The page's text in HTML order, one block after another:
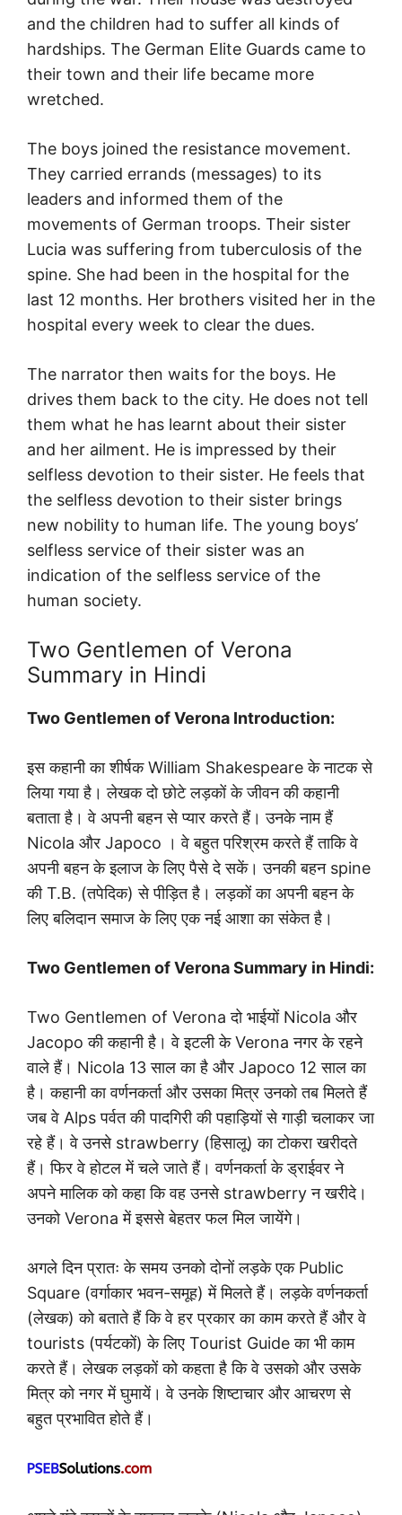
and the children had to suffer all kinds of
hardships. The German Elite Guards came to
their town and their life became more
wretched.
The boys joined the resistance movement.
They carried errands (messages) to its
leaders and informed them of the
movements of German troops. Their sister
Lucia was suffering from tuberculosis of the
spine. She had been in the hospital for the
last 12 months. Her brothers visited her in the
hospital every week to clear the dues.
The narrator then waits for the boys. He
drives them back to the city. He does not tell
them what he has learnt about their sister
and her ailment. He is impressed by their
selfless devotion to their sister. He feels that
the selfless devotion to their sister brings
new nobility to human life. The young boys’
selfless service of their sister was an
indication of the selfless service of the
human society.
Two Gentlemen of Verona
Summary in Hindi
Two Gentlemen of Verona Introduction:
इस कहानी का शीर्षक William Shakespeare के नाटक से
लिया गया है। लेखक दो छोटे लड़कों के जीवन की कहानी
बताता है। वे अपनी बहन से प्यार करते हैं। उनके नाम हैं
Nicola और Japoco । वे बहुत परिश्रम करते हैं ताकि वे
अपनी बहन के इलाज के लिए पैसे दे सकें। उनकी बहन spine
की T.B. (तपेदिक) से पीड़ित है। लड़कों का अपनी बहन के
लिए बलिदान समाज के लिए एक नई आशा का संकेत है।
Two Gentlemen of Verona Summary in Hindi:
Two Gentlemen of Verona दो भाईयों Nicola और
Jacopo की कहानी है। वे इटली के Verona नगर के रहने
वाले हैं। Nicola 13 साल का है और Japoco 12 साल का
है। कहानी का वर्णनकर्ता और उसका मित्र उनको तब मिलते हैं
जब वे Alps पर्वत की पादगिरी की पहाड़ियों से गाड़ी चलाकर जा
रहे हैं। वे उनसे strawberry (हिसालू) का टोकरा खरीदते
हैं। फिर वे होटल में चले जाते हैं। वर्णनकर्ता के ड्राईवर ने
अपने मालिक को कहा कि वह उनसे strawberry न खरीदे।
उनको Verona में इससे बेहतर फल मिल जायेंगे।
अगले दिन प्रातः के समय उनको दोनों लड़के एक Public
Square (वर्गाकार भवन-समूह) में मिलते हैं। लड़के वर्णनकर्ता
(लेखक) को बताते हैं कि वे हर प्रकार का काम करते हैं और वे
tourists (पर्यटकों) के लिए Tourist Guide का भी काम
करते हैं। लेखक लड़कों को कहता है कि वे उसको और उसके
मित्र को नगर में घुमायें। वे उनके शिष्टाचार और आचरण से
बहुत प्रभावित होते हैं।